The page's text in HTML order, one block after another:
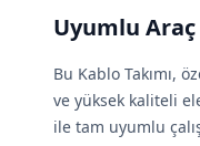
Uyumlu
Bu Kablo Takımı,
ve yüksek kaliteli
ile tam uyumlu